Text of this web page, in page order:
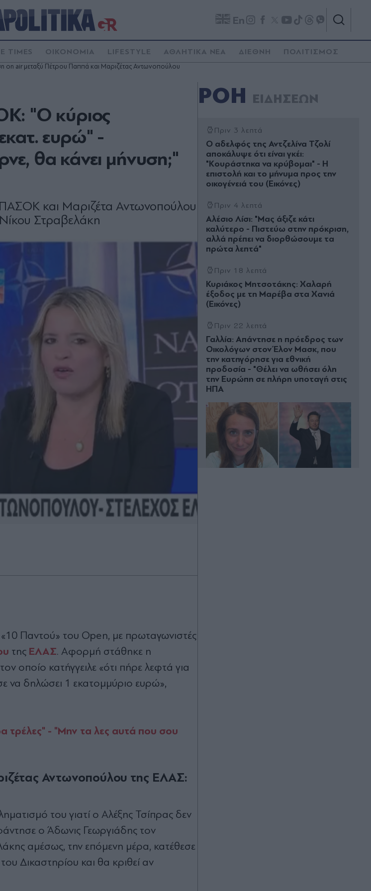
En
TIMES ΟΙΚΟΝΟΜΙΑ LIFESTYLE ΑΘΛΗΤΙΚΑ ΝΕΑ ΔΙΕΘΝΗ ΠΟΛΙΤΙΣΜΟΣ
on air μεταξύ Πέτρου Παππά και Μαριζέτας Αντωνοπούλου
"Ο κύριος
ευρώ" -
θα κάνει μήνυση;"
και Μαριζέτα Αντωνοπούλου
Στραβελάκη
Παντού» του Open, με πρωταγωνιστές
της ΕΛΑΣ. Αφορμή στάθηκε η
οποίο κατήγγειλε «ότι πήρε λεφτά για
να δηλώσει 1 εκατομμύριο ευρώ»,
- "Μην τα λες αυτά που σου
Αντωνοπούλου της ΕΛΑΣ:
του γιατί ο Αλέξης Τσίπρας δεν
ο Άδωνις Γεωργιάδης τον
αμέσως, την επόμενη μέρα, κατέθεσε
Δικαστηρίου και θα κριθεί αν
ΡΟΗ ΕΙΔΗΣΕΩΝ
Πριν 3 λεπτά
Ο αδελφός της Αντζελίνα Τζολί
αποκάλυψε ότι είναι γκέι:
"Κουράστηκα να κρύβομαι" - Η
επιστολή και το μήνυμα προς την
οικογένειά του (Εικόνες)
Πριν 4 λεπτά
Αλέσιο Λίσι: "Μας άξιζε κάτι
καλύτερο - Πιστεύω στην πρόκριση,
αλλά πρέπει να διορθώσουμε τα
πρώτα λεπτά"
Πριν 18 λεπτά
Κυριάκος Μητσοτάκης: Χαλαρή
έξοδος με τη Μαρέβα στα Χανιά
(Εικόνες)
Πριν 22 λεπτά
Γαλλία: Απάντησε η πρόεδρος των
Οικολόγων στον Έλον Μασκ, που
την κατηγόρησε για εθνική
προδοσία - "Θέλει να ωθήσει όλη
την Ευρώπη σε πλήρη υποταγή στις
ΗΠΑ